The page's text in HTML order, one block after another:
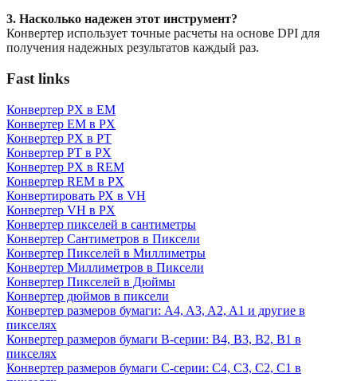
3. Насколько надежен этот инструмент?
Конвертер использует точные расчеты на основе DPI для
получения надежных результатов каждый раз.
Fast links
Конвертер PX в EM
Конвертер EM в PX
Конвертер PX в PT
Конвертер PT в PX
Конвертер PX в REM
Конвертер REM в PX
Конвертировать РХ в VH
Конвертер VH в PX
Конвертер пикселей в сантиметры
Конвертер Сантиметров в Пиксели
Конвертер Пикселей в Миллиметры
Конвертер Миллиметров в Пиксели
Конвертер Пикселей в Дюймы
Конвертер дюймов в пиксели
Конвертер размеров бумаги: A4, A3, A2, A1 и другие в
пикселях
Конвертер размеров бумаги B-серии: B4, B3, B2, B1 в
пикселях
Конвертер размеров бумаги C-серии: C4, C3, C2, C1 в